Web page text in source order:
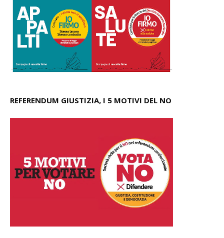
REFERENDUM GIUSTIZIA, I 5 MOTIVI DEL NO